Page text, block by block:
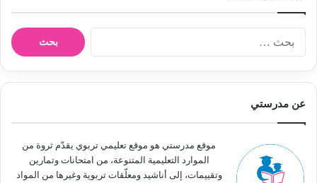
ن
عن مدرستي
موقع مدرستي هو موقع تعليمي تربوي يقدّم ثروة من
الموارد التعليمية المتنوعة، من امتحانات وتمارين
وتقييمات، إلى أناشيد ومعلّقات تربوية وغيرها من المواد